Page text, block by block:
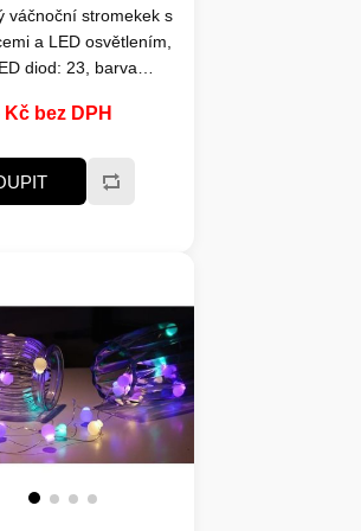
váčnoční stromekek s
a LED osvětlením,
diod: 23, barva
/ vypnuto / časovač,
vypnuto, napájení: 2x
(nejsou součástí),
IP20 (vnitřní
výdrž baterií: cca
Kč bez DPH